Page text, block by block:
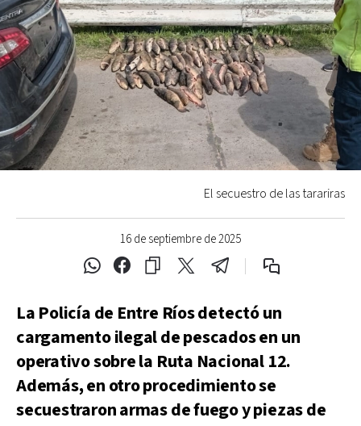
16 de septiembre de 2025
El secuestro de las tarariras
La Policía de Entre Ríos detectó un
cargamento ilegal de pescados en un
operativo sobre la Ruta Nacional 12.
Además, en otro procedimiento se
secuestraron armas de fuego y piezas de